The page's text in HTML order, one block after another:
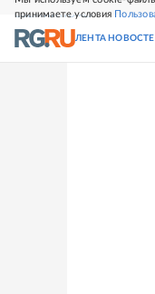
принимаете условия
СВЕЖИЙ НОМЕР
ЛЕНТА